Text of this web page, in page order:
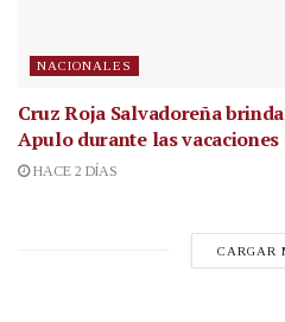
NACIONALES
Cruz Roja Salvadoreña
Apulo durante las vacaciones
HACE 2 DÍAS
CARGAR